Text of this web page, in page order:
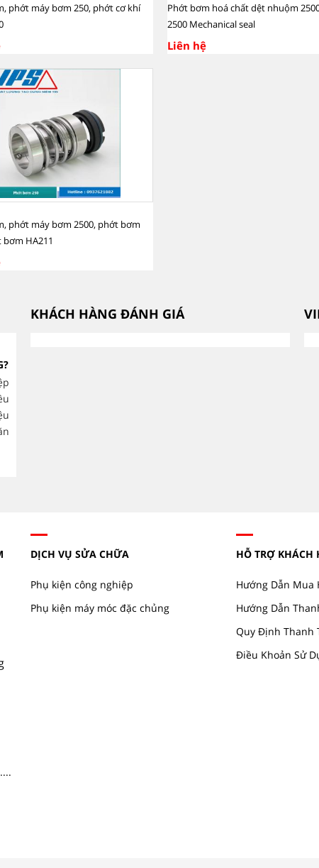
phớt máy bơm 250, phớt cơ khí
Phớt bơm hoá chất dệt nhuộm
2500 Mechanical seal
Liên hệ
phớt máy bơm 2500, phớt bơm
bơm HA211
KHÁCH HÀNG ĐÁNH GIÁ
DỊCH VỤ SỬA CHỮA
Phụ kiện công nghiệp
Phụ kiện máy móc đặc chủng
HỖ TRỢ KHÁCH
Hướng Dẫn Mua
Hướng Dẫn
Quy Định Thanh
Điều Khoản Sử